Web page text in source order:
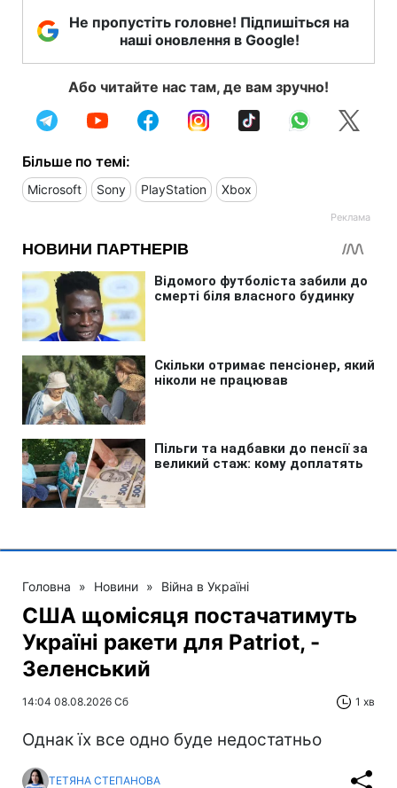
Не пропустіть головне! Підпишіться на
наші оновлення в Google!
Або читайте нас там, де вам зручно!
Більше по темі:
Microsoft Sony PlayStation Xbox
Головна » Новини » Війна в Україні
США щомісяця постачатимуть
Україні ракети для Patriot, -
Зеленський
14:04 08.08.2026 Сб 1 хв
Однак їх все одно буде недостатньо
ТЕТЯНА СТЕПАНОВА